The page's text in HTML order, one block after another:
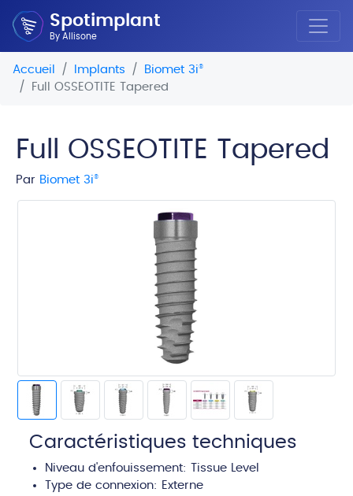
Spotimplant
By Allisone
Accueil Implants Biomet 3i®
Full OSSEOTITE Tapered
Full OSSEOTITE Tapered
Par Biomet 3i®
Caractéristiques techniques
Niveau d'enfouissement:
Tissue Level
Type de connexion: Externe